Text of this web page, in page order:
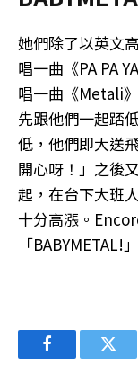
她們除了以英文
唱一曲《PA PA
唱一曲《Metali
先跟他們一起踎
低，他們即大送
開心呀！」之後
起，在台下大班
十分高漲。
「BABYMETAL!
Facebook